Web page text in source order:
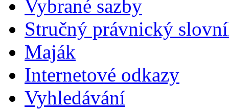
Vybrané sazby
Stručný právnický
Maják
Internetové odkazy
Vyhledávání